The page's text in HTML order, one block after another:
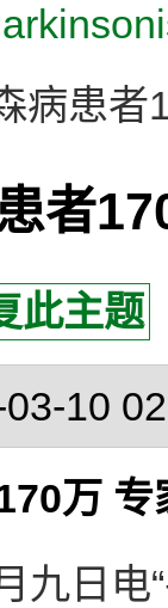
病患者
者
此主题
10
万
日电“